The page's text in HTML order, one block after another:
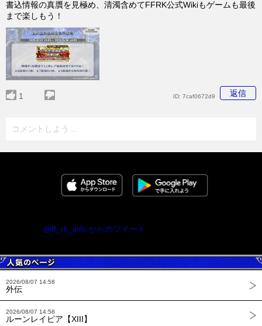
書込情報の真贋を見極め、清濁含めてFFRK公式Wikiもゲームも最後
まで楽しもう！
1 返信
ID: 7caf0672d9
コメントしよう...
@ff_rk_info からのツイート
2026/08/07 14:58
外伝
2026/08/07 14:58
ルーンレイピア【XIII】